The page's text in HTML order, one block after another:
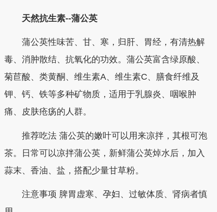
天然抗生素--蒲公英
蒲公英性味苦、甘、寒，归肝、胃经，有清热解
毒、消肿散结、抗氧化的功效。蒲公英富含绿原酸、
菊苣酸、类黄酮、维生素A、维生素C、膳食纤维及
钾、钙、铁等多种矿物质，适用于乳腺炎、咽喉肿
痛、皮肤疮疡的人群。
推荐吃法 蒲公英的嫩叶可以用来凉拌，其根可泡
茶。日常可以凉拌蒲公英，新鲜蒲公英焯水后，加入
蒜末、香油、盐，搭配少量甘草粉。
注意事项 脾胃虚寒、孕妇、过敏体质、肾病者慎